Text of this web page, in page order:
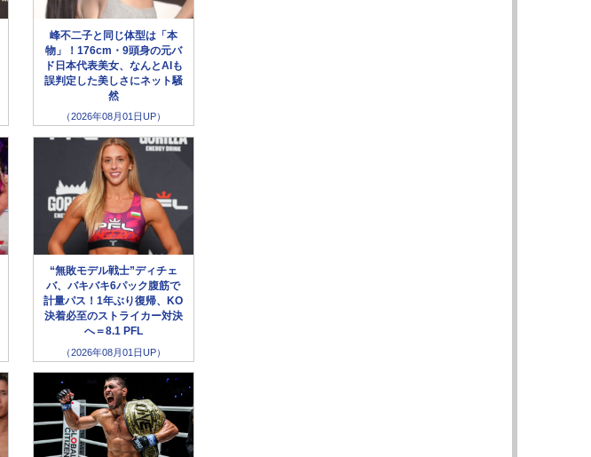
峰不二子と同じ体型は「本
物」！176cm・9頭身の元バ
ド日本代表美女、なんとAIも
誤判定した美しさにネット騒
然
（2026年08月01日UP）
“無敗モデル戦士”ディチェ
バ、バキバキ6パック腹筋で
計量パス！1年ぶり復帰、KO
決着必至のストライカー対決
へ＝8.1 PFL
（2026年08月01日UP）